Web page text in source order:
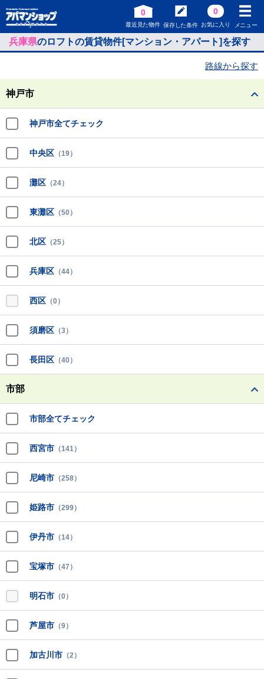
0
最近見た物件 保存した条件
0
お気に入り メニュー
兵庫県のロフトの賃貸物件[マンション・アパート]を探す
路線から探す
神戸市
神戸市全てチェック
中央区 （19）
灘区 （24）
東灘区 （50）
北区 （25）
兵庫区 （44）
西区 （0）
須磨区 （3）
長田区 （40）
市部
市部全てチェック
西宮市 （141）
尼崎市 （258）
姫路市 （299）
伊丹市 （14）
宝塚市 （47）
明石市 （0）
芦屋市 （9）
加古川市 （2）